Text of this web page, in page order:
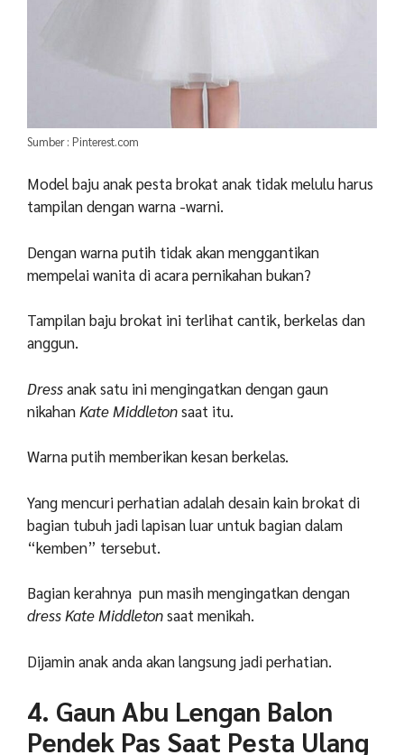
Sumber : Pinterest.com
Model baju anak pesta brokat anak tidak melulu harus
tampilan dengan warna -warni.
Dengan warna putih tidak akan menggantikan
mempelai wanita di acara pernikahan bukan?
Tampilan baju brokat ini terlihat cantik, berkelas dan
anggun.
Dressanak satu ini mengingatkan dengan gaun
nikahanKate Middletonsaat itu.
Warna putih memberikan kesan berkelas.
Yang mencuri perhatian adalah desain kain brokat di
bagian tubuh jadi lapisan luar untuk bagian dalam
“kemben” tersebut.
Bagian kerahnya pun masih mengingatkan dengan
dress Kate Middletonsaat menikah.
Dijamin anak anda akan langsung jadi perhatian.
4. Gaun Abu Lengan Balon
Pendek Pas Saat Pesta Ulang